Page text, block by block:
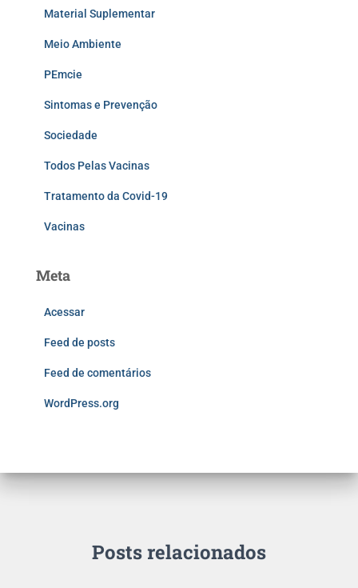
Material Suplementar
Meio Ambiente
PEmcie
Sintomas e Prevenção
Sociedade
Todos Pelas Vacinas
Tratamento da Covid-19
Vacinas
Meta
Acessar
Feed de posts
Feed de comentários
WordPress.org
Posts relacionados